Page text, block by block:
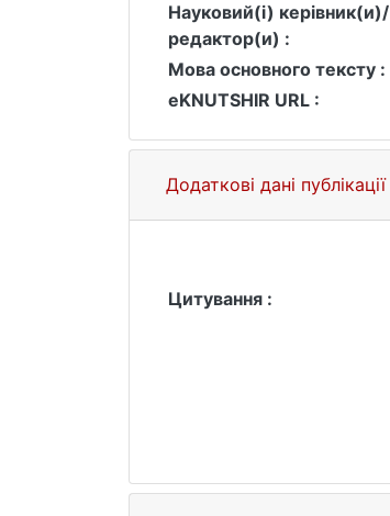
Науковий(і) керівник(и)/
редактор(и) :
Мова основного тексту :
eKNUTSHIR URL :
Додаткові дані публікації
Цитування :